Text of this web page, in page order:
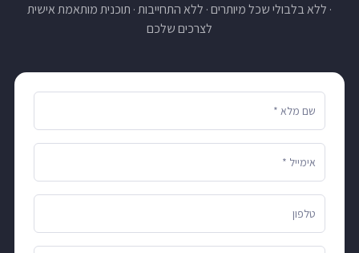
· ללא בלבולי שכל מיותרים · ללא התחייבות · תוכנית מותאמת אישית
לצרכים שלכם
שם מלא *
אימייל *
טלפון